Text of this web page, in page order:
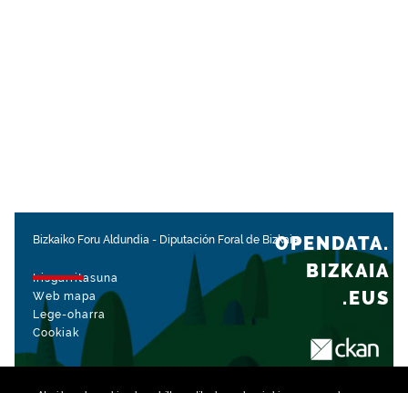
Bizkaiko Foru Aldundia - Diputación Foral de Bizkaia
Irisgarritasuna
Web mapa
Lege-oharra
Cookiak
OPENDATA.
BIZKAIA
.EUS